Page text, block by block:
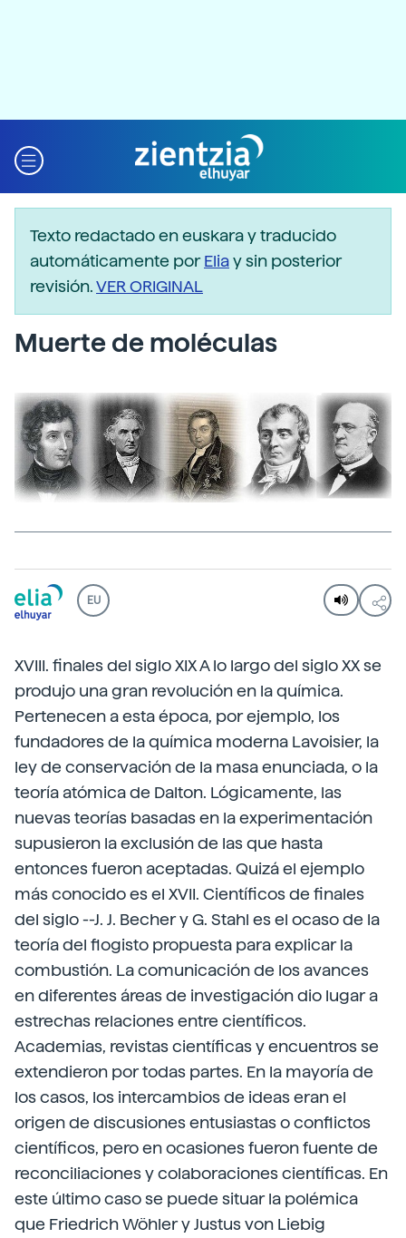
Texto redactado en euskara y traducido
automáticamente porEliay sin posterior
revisión.VER ORIGINAL
Muerte de moléculas
EU
XVIII. finales del siglo XIX A lo largo del siglo XX se
produjo una gran revolución en la química.
Pertenecen a esta época, por ejemplo, los
fundadores de la química moderna Lavoisier, la
ley de conservación de la masa enunciada, o la
teoría atómica de Dalton. Lógicamente, las
nuevas teorías basadas en la experimentación
supusieron la exclusión de las que hasta
entonces fueron aceptadas. Quizá el ejemplo
más conocido es el XVII. Científicos de finales
del siglo --J. J. Becher y G. Stahl es el ocaso de la
teoría del flogisto propuesta para explicar la
combustión. La comunicación de los avances
en diferentes áreas de investigación dio lugar a
estrechas relaciones entre científicos.
Academias, revistas científicas y encuentros se
extendieron por todas partes. En la mayoría de
los casos, los intercambios de ideas eran el
origen de discusiones entusiastas o conflictos
científicos, pero en ocasiones fueron fuente de
reconciliaciones y colaboraciones científicas. En
este último caso se puede situar la polémica
que Friedrich Wöhler y Justus von Liebig